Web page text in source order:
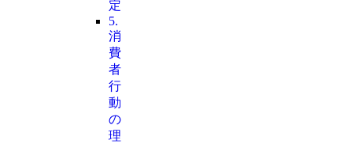
定
5.
消
費
者
行
動
の
理